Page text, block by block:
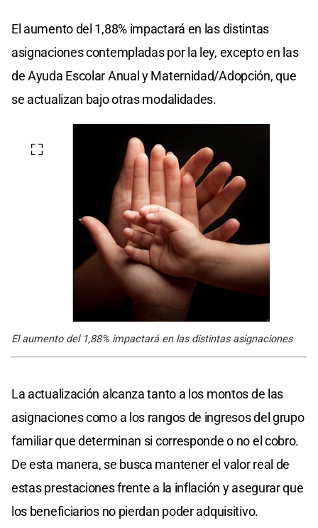
El aumento del 1,88% impactará en las distintas
asignaciones contempladas por la ley, excepto en las
de Ayuda Escolar Anual y Maternidad/Adopción, que
se actualizan bajo otras modalidades.
El aumento del 1,88% impactará en las distintas asignaciones
La actualización alcanza tanto a los montos de las
asignaciones como a los rangos de ingresos del grupo
familiar que determinan si corresponde o no el cobro.
De esta manera, se busca mantener el valor real de
estas prestaciones frente a la inflación y asegurar que
los beneficiarios no pierdan poder adquisitivo.